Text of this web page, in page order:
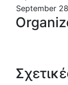
September